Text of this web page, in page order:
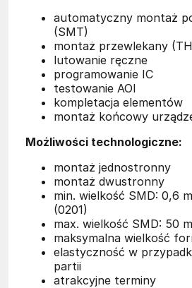
automatyczny montaż
(SMT)
montaż przewlekany
lutowanie ręczne
programowanie IC
testowanie AOI
kompletacja elementów
montaż końcowy
Możliwości technologiczne:
montaż jednostronny
montaż dwustronny
min. wielkość SMD: 0,6
(0201)
max. wielkość SMD: 50
maksymalna wielkość
elastyczność w
partii
atrakcyjne terminy